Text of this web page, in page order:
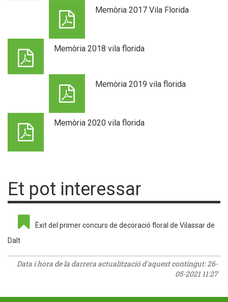
Memòria 2017 Vila Florida
Memòria 2018 vila florida
Memòria 2019 vila florida
Memòria 2020 vila florida
Et pot interessar
Èxit del primer concurs de decoració floral de Vilassar de
Dalt
Data i hora de la darrera actualització d'aquest contingut:26-
05-2021 11:27